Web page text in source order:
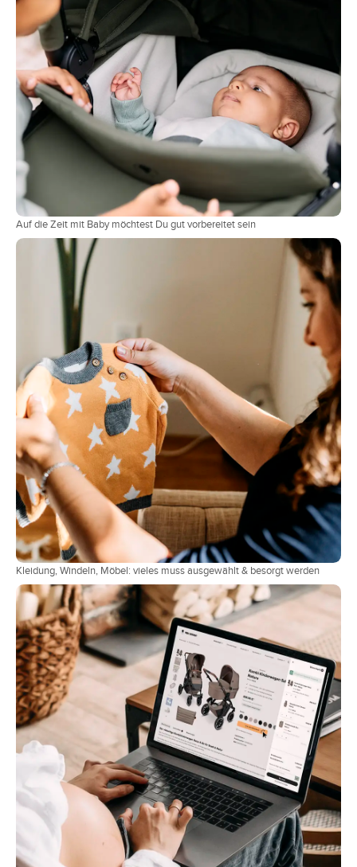
Auf die Zeit mit Baby möchtest Du gut vorbereitet sein
Kleidung, Windeln, Möbel: vieles muss ausgewählt & besorgt werden